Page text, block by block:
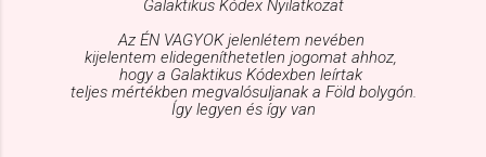
Galaktikus Kódex Nyilatkozat
Az ÉN VAGYOK jelenlétem nevében
kijelentem elidegeníthetetlen jogomat ahhoz,
hogy a Galaktikus Kódexben leírtak
teljes mértékben megvalósuljanak a Föld bolygón.
Így legyen és így van